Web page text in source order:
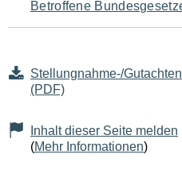
Betroffene
Stellungnahme-/
(PDF)
Inhalt dieser Seite melden
(Mehr Informationen)